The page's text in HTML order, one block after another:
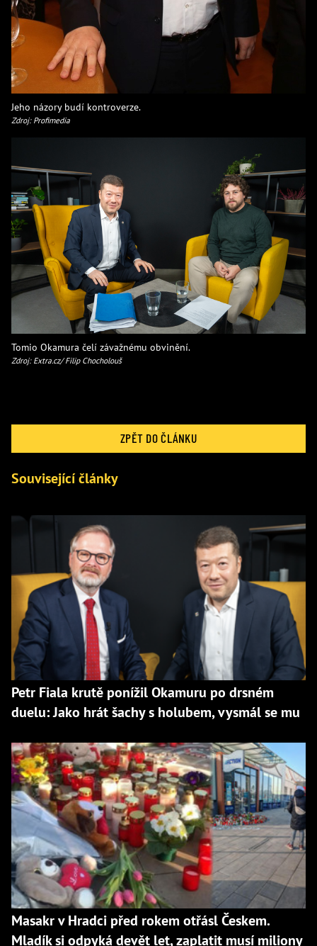
Jeho názory budí kontroverze.
Zdroj: Profimedia
Tomio Okamura čelí závažnému obvinění.
Zdroj: Extra.cz/ Filip Chocholouš
ZPĚT DO ČLÁNKU
Související články
Petr Fiala krutě ponížil Okamuru po drsném
duelu: Jako hrát šachy s holubem, vysmál se mu
Masakr v Hradci před rokem otřásl Českem.
Mladík si odpyká devět let, zaplatit musí miliony